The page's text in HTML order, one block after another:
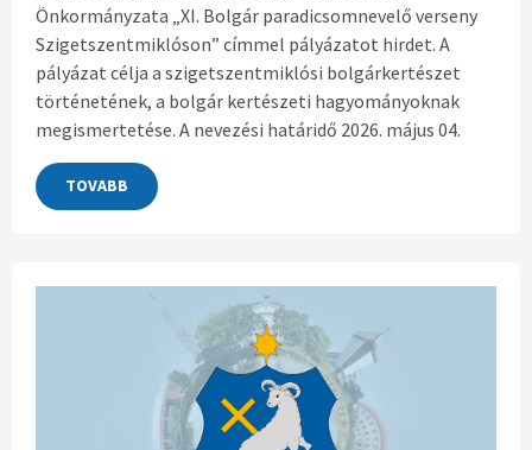
Önkormányzata „XI. Bolgár paradicsomnevelő verseny
Szigetszentmiklóson” címmel pályázatot hirdet. A
pályázat célja a szigetszentmiklósi bolgárkertészet
történetének, a bolgár kertészeti hagyományoknak
megismertetése. A nevezési határidő 2026. május 04.
TOVABB